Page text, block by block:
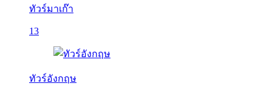
ทัวร์มาเก๊า
13
ทัวร์อังกฤษ